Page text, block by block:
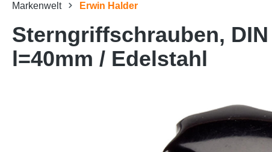
Markenwelt Erwin Halder
Sterngriffschrauben,
l=40mm / Edelstahl